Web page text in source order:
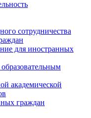
сотрудничества
для иностранных
академической
граждан